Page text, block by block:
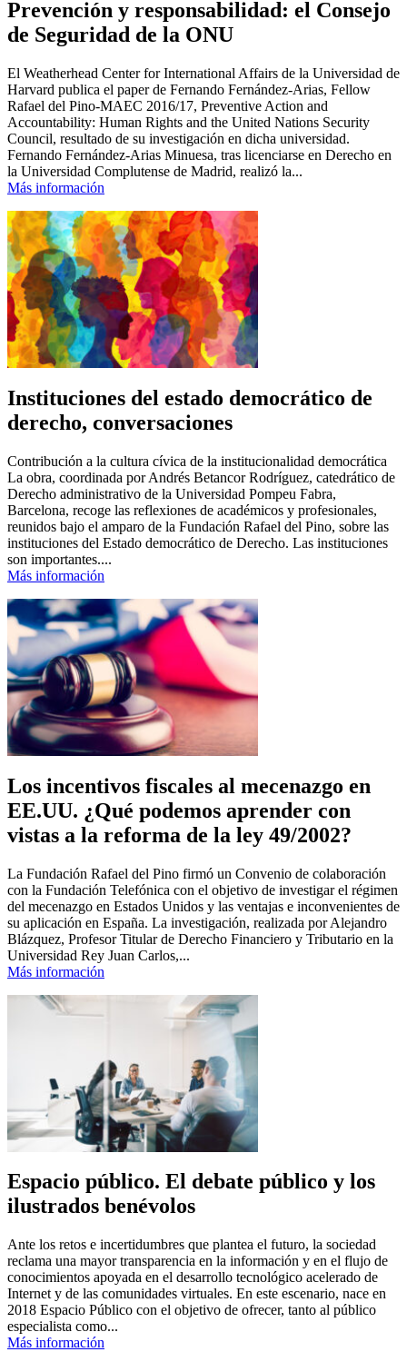
Prevención y responsabilidad: el Consejo
de Seguridad de la ONU
El Weatherhead Center for International Affairs de la Universidad de
Harvard publica el paper de Fernando Fernández-Arias, Fellow
Rafael del Pino-MAEC 2016/17, Preventive Action and
Accountability: Human Rights and the United Nations Security
Council, resultado de su investigación en dicha universidad.
Fernando Fernández-Arias Minuesa, tras licenciarse en Derecho en
la Universidad Complutense de Madrid, realizó la...
Más información
Instituciones del estado democrático de
derecho, conversaciones
Contribución a la cultura cívica de la institucionalidad democrática
La obra, coordinada por Andrés Betancor Rodríguez, catedrático de
Derecho administrativo de la Universidad Pompeu Fabra,
Barcelona, recoge las reflexiones de académicos y profesionales,
reunidos bajo el amparo de la Fundación Rafael del Pino, sobre las
instituciones del Estado democrático de Derecho. Las instituciones
son importantes....
Más información
Los incentivos fiscales al mecenazgo en
EE.UU. ¿Qué podemos aprender con
vistas a la reforma de la ley 49/2002?
La Fundación Rafael del Pino firmó un Convenio de colaboración
con la Fundación Telefónica con el objetivo de investigar el régimen
del mecenazgo en Estados Unidos y las ventajas e inconvenientes de
su aplicación en España. La investigación, realizada por Alejandro
Blázquez, Profesor Titular de Derecho Financiero y Tributario en la
Universidad Rey Juan Carlos,...
Más información
Espacio público. El debate público y los
ilustrados benévolos
Ante los retos e incertidumbres que plantea el futuro, la sociedad
reclama una mayor transparencia en la información y en el flujo de
conocimientos apoyada en el desarrollo tecnológico acelerado de
Internet y de las comunidades virtuales. En este escenario, nace en
2018 Espacio Público con el objetivo de ofrecer, tanto al público
especialista como...
Más información